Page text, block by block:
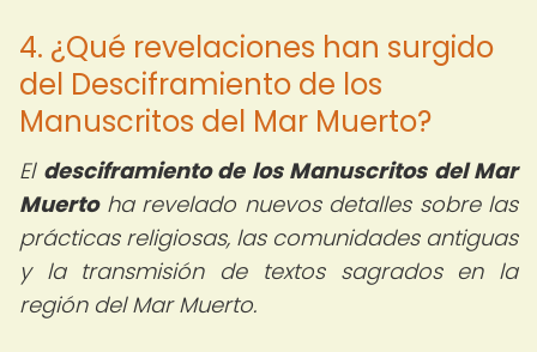
4. ¿Qué revelaciones han surgido
del Desciframiento de los
Manuscritos del Mar Muerto?
El desciframiento de los Manuscritos del Mar
Muertoha revelado nuevos detalles sobre las
prácticas religiosas, las comunidades antiguas
y la transmisión de textos sagrados en la
región del Mar Muerto.